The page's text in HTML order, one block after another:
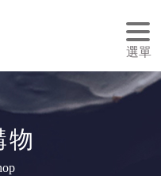
選單
物